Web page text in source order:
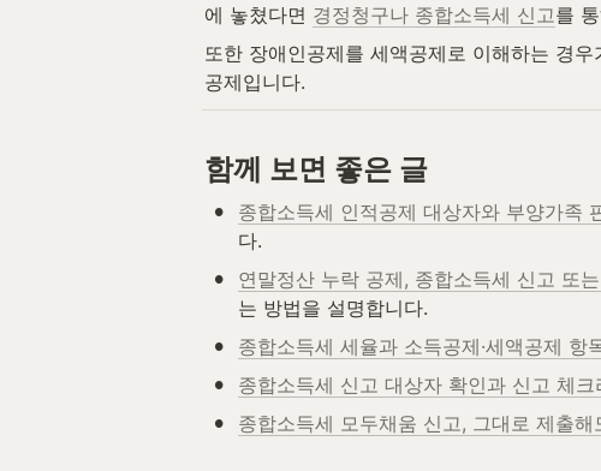
에 놓쳤다면 경정청구나 종합소득세 신고를
또한 장애인공제를 세액공제로 이해하는 경
공제입니다.
함께 보면 좋은 글
• 종합소득세 인적공제 대상자와 부양가족
다.
• 연말정산 누락 공제, 종합소득세 신고 또
는 방법을 설명합니다.
• 종합소득세 세율과 소득공제·세액공제 항
• 종합소득세 신고 대상자 확인과 신고 체크
• 종합소득세 모두채움 신고, 그대로 제출해